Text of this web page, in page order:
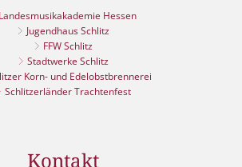
Landesmusikakademie Hessen
Jugendhaus Schlitz
FFW Schlitz
Stadtwerke Schlitz
Korn- und Edelobstbrennerei
Schlitzerländer Trachtenfest
Kontakt